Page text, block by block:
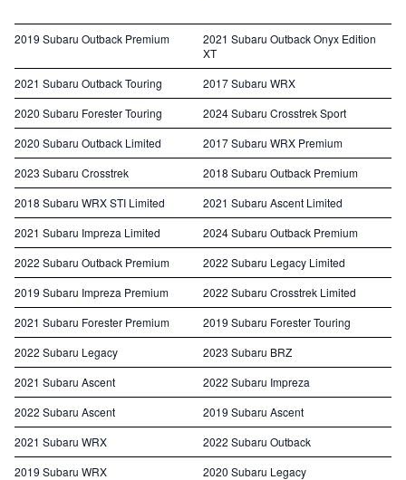
2019 Subaru Outback Premium
2021 Subaru Outback Onyx Edition
XT
2021 Subaru Outback Touring
2017 Subaru WRX
2020 Subaru Forester Touring
2024 Subaru Crosstrek Sport
2020 Subaru Outback Limited
2017 Subaru WRX Premium
2023 Subaru Crosstrek
2018 Subaru Outback Premium
2018 Subaru WRX STI Limited
2021 Subaru Ascent Limited
2021 Subaru Impreza Limited
2024 Subaru Outback Premium
2022 Subaru Outback Premium
2022 Subaru Legacy Limited
2019 Subaru Impreza Premium
2022 Subaru Crosstrek Limited
2021 Subaru Forester Premium
2019 Subaru Forester Touring
2022 Subaru Legacy
2023 Subaru BRZ
2021 Subaru Ascent
2022 Subaru Impreza
2022 Subaru Ascent
2019 Subaru Ascent
2021 Subaru WRX
2022 Subaru Outback
2019 Subaru WRX
2020 Subaru Legacy